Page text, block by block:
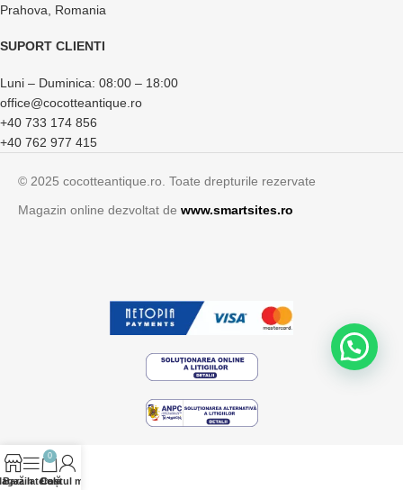
Prahova, Romania
SUPORT CLIENTI
Luni – Duminica: 08:00 – 18:00
office@cocotteantique.ro
+40 733 174 856
+40 762 977 415
© 2025 cocotteantique.ro. Toate drepturile rezervate
Magazin online dezvoltat de www.smartsites.ro
Bară laterală
0
Coș
Contul meu